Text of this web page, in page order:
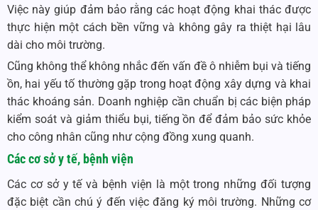
Việc này giúp đảm bảo rằng các hoạt động khai thác được
thực hiện một cách bền vững và không gây ra thiệt hại lâu
dài cho môi trường.
Cũng không thể không nhắc đến vấn đề ô nhiễm bụi và tiếng
ồn, hai yếu tố thường gặp trong hoạt động xây dựng và khai
thác khoáng sản. Doanh nghiệp cần chuẩn bị các biện pháp
kiểm soát và giảm thiểu bụi, tiếng ồn để đảm bảo sức khỏe
cho công nhân cũng như cộng đồng xung quanh.
Các cơ sở y tế, bệnh viện
Các cơ sở y tế và bệnh viện là một trong những đối tượng
đặc biệt cần chú ý đến việc đăng ký môi trường. Những cơ